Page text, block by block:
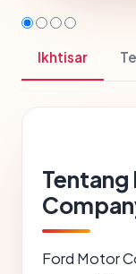
Ikhtisar
Ford Motor